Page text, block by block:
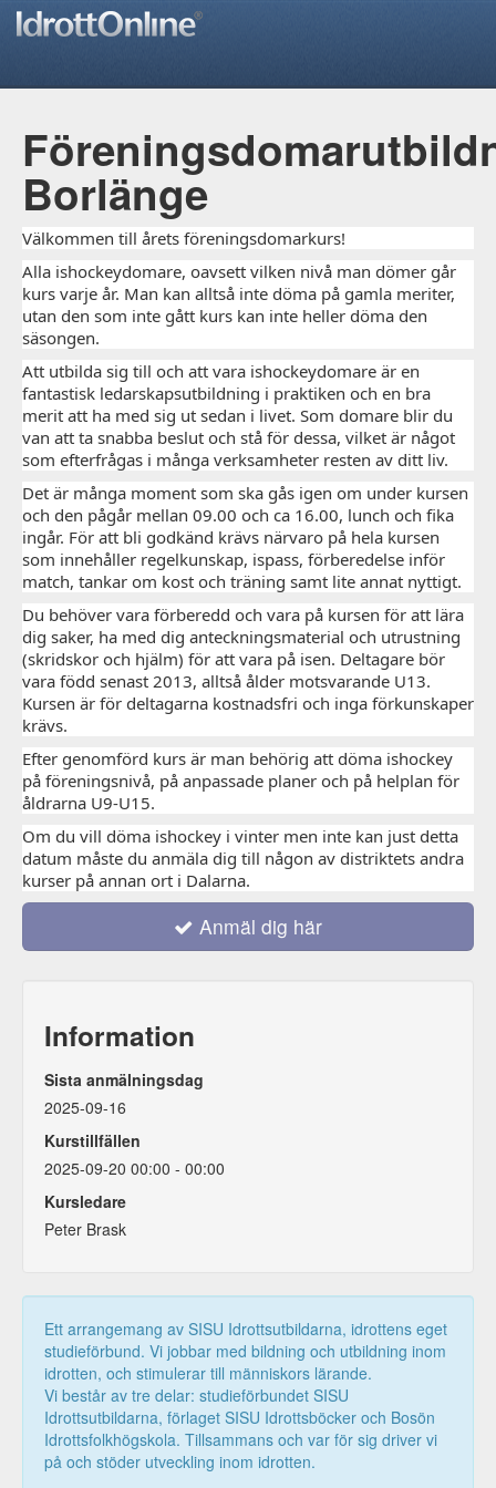
Borlänge
Välkommen till årets föreningsdomarkurs!
Alla ishockeydomare, oavsett vilken nivå man dömer går
kurs varje år. Man kan alltså inte döma på gamla meriter,
utan den som inte gått kurs kan inte heller döma den
säsongen.
Att utbilda sig till och att vara ishockeydomare är en
fantastisk ledarskapsutbildning i praktiken och en bra
merit att ha med sig ut sedan i livet. Som domare blir du
van att ta snabba beslut och stå för dessa, vilket är något
som efterfrågas i många verksamheter resten av ditt liv.
Det är många moment som ska gås igen om under kursen
och den pågår mellan 09.00 och ca 16.00, lunch och fika
ingår. För att bli godkänd krävs närvaro på hela kursen
som innehåller regelkunskap, ispass, förberedelse inför
match, tankar om kost och träning samt lite annat nyttigt.
Du behöver vara förberedd och vara på kursen för att lära
dig saker, ha med dig anteckningsmaterial och utrustning
(skridskor och hjälm) för att vara på isen. Deltagare bör
vara född senast 2013, alltså ålder motsvarande U13.
Kursen är för deltagarna kostnadsfri och inga förkunskaper
krävs.
Efter genomförd kurs är man behörig att döma ishockey
på föreningsnivå, på anpassade planer och på helplan för
åldrarna U9-U15.
Om du vill döma ishockey i vinter men inte kan just detta
datum måste du anmäla dig till någon av distriktets andra
kurser på annan ort i Dalarna.
Anmäl dig här
Information
Sista anmälningsdag
2025-09-16
Kurstillfällen
2025-09-20 00:00 - 00:00
Kursledare
Peter Brask
Ett arrangemang av SISU Idrottsutbildarna, idrottens eget
studieförbund. Vi jobbar med bildning och utbildning inom
idrotten, och stimulerar till människors lärande.
Vi består av tre delar: studieförbundet SISU
Idrottsutbildarna, förlaget SISU Idrottsböcker och Bosön
Idrottsfolkhögskola. Tillsammans och var för sig driver vi
på och stöder utveckling inom idrotten.